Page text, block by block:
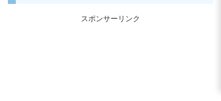
スポンサーリンク